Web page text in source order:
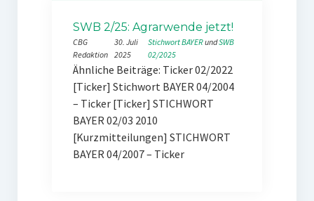
SWB 2/25: Agrarwende jetzt!
CBG
Redaktion
30. Juli
2025
Stichwort BAYER und SWB
02/2025
Ähnliche Beiträge: Ticker 02/2022
[Ticker] Stichwort BAYER 04/2004
– Ticker [Ticker] STICHWORT
BAYER 02/03 2010
[Kurzmitteilungen] STICHWORT
BAYER 04/2007 – Ticker